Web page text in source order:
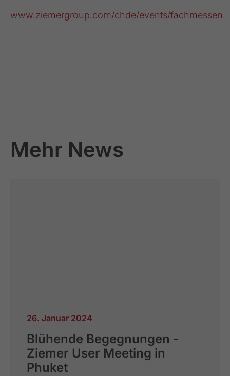
www.ziemergroup.com/chde/events/fachmessen
Mehr News
26. Januar 2024
Blühende Begegnungen -
Ziemer User Meeting in
Phuket